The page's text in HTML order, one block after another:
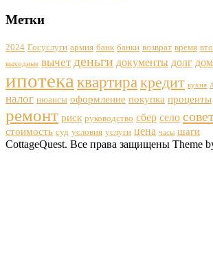
Метки
2024 Госуслуги армия банк банки возврат время
выходные вычет деньги документы долг дом
ипотека квартира кредит кухня
налог нюансы оформление покупка проценты
ремонт риск руководство сбер село
стоимость суд условия услуги цена часы шаги
CottageQuest. Все права защищены Theme